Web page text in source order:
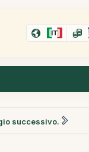
IT
successivo.